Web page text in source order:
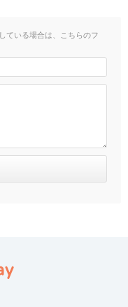
ている場合は、こちらのフ